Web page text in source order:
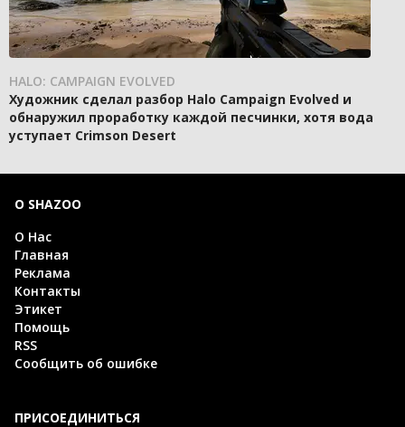
HALO: CAMPAIGN EVOLVED
Художник сделал разбор Halo Campaign Evolved и
обнаружил проработку каждой песчинки, хотя вода
уступает Crimson Desert
О SHAZOO
О Нас
Главная
Реклама
Контакты
Этикет
Помощь
RSS
Сообщить об ошибке
ПРИСОЕДИНИТЬСЯ